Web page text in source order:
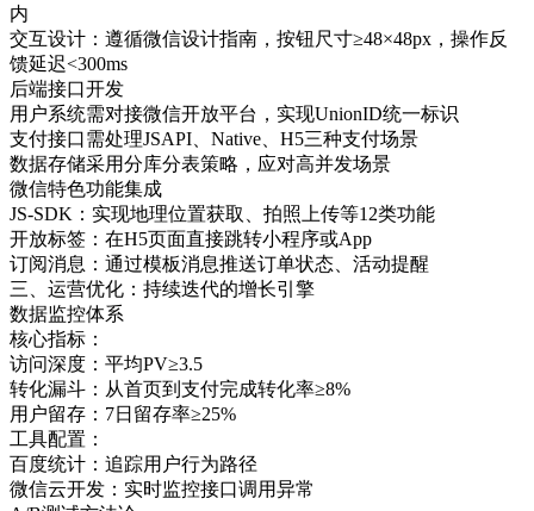
内
交互设计：遵循微信设计指南，按钮尺寸≥48×48px，操作反
馈延迟<300ms
后端接口开发
用户系统需对接微信开放平台，实现UnionID统一标识
支付接口需处理JSAPI、Native、H5三种支付场景
数据存储采用分库分表策略，应对高并发场景
微信特色功能集成
JS-SDK：实现地理位置获取、拍照上传等12类功能
开放标签：在H5页面直接跳转小程序或App
订阅消息：通过模板消息推送订单状态、活动提醒
三、运营优化：持续迭代的增长引擎
数据监控体系
核心指标：
访问深度：平均PV≥3.5
转化漏斗：从首页到支付完成转化率≥8%
用户留存：7日留存率≥25%
工具配置：
百度统计：追踪用户行为路径
微信云开发：实时监控接口调用异常